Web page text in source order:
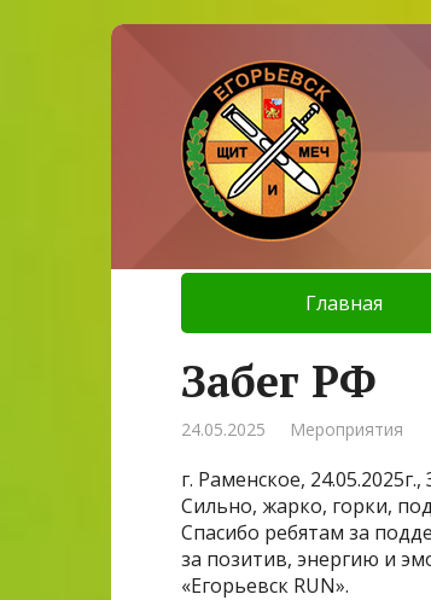
Главная
Забег РФ
24.05.2025 Мероприятия
г. Раменское,
Сильно, жарко, горки,
Спасибо ребятам за
за позитив, энергию и
«Егорьевск RUN».